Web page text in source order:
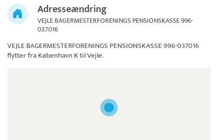
Adresseændring
VEJLE BAGERMESTERFORENINGS PENSIONSKASSE 996-
037016
VEJLE BAGERMESTERFORENINGS PENSIONSKASSE 996-037016
flytter fra København K til Vejle.